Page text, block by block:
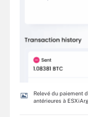
Relevé du paiement
antérieures à